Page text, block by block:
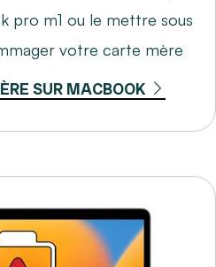
pro m1 ou le mettre sous
votre carte mère
SUR MACBOOK